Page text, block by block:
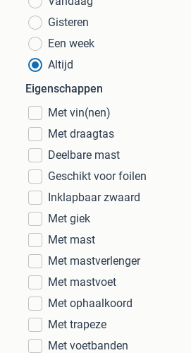
Gisteren
Een week
Altijd
Eigenschappen
Met vin(nen)
Met draagtas
Deelbare mast
Geschikt voor foilen
Inklapbaar zwaard
Met giek
Met mast
Met mastverlenger
Met mastvoet
Met ophaalkoord
Met trapeze
Met voetbanden